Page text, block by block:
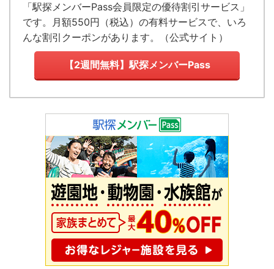
「駅探メンバーPass会員限定の優待割引サービス」
です。月額550円（税込）の有料サービスで、いろ
んな割引クーポンがあります。
（公式サイト ）
【2週間無料】駅探メンバーPass